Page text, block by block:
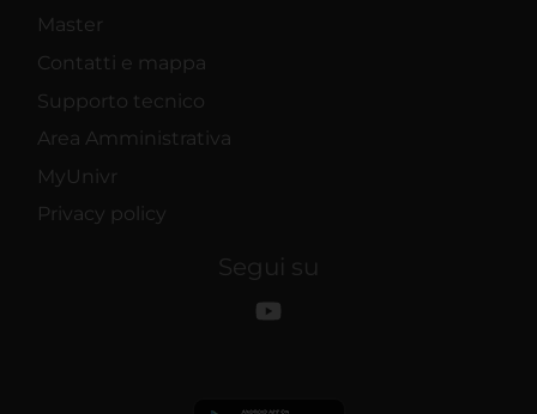
Master
Contatti e mappa
Supporto tecnico
Area Amministrativa
MyUnivr
Privacy policy
Segui su